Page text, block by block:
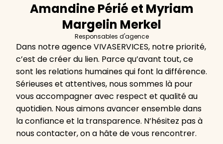
Amandine Périé et Myriam
Margelin Merkel
Responsables d'agence
Dans notre agence VIVASERVICES, notre priorité,
c’est de créer du lien. Parce qu’avant tout, ce
sont les relations humaines qui font la différence.
Sérieuses et attentives, nous sommes là pour
vous accompagner avec respect et qualité au
quotidien. Nous aimons avancer ensemble dans
la confiance et la transparence. N’hésitez pas à
nous contacter, on a hâte de vous rencontrer.